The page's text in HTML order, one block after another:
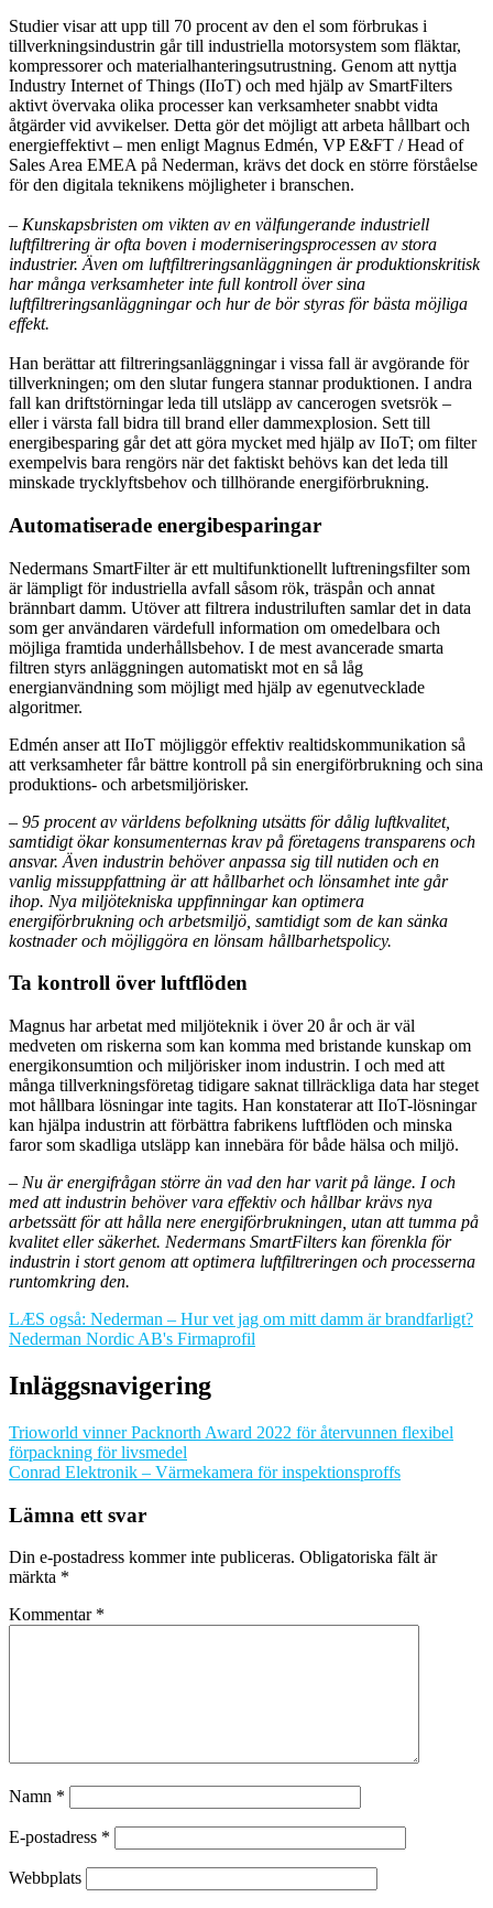
Studier visar att upp till 70 procent av den el som förbrukas i
tillverkningsindustrin går till industriella motorsystem som fläktar,
kompressorer och materialhanteringsutrustning. Genom att nyttja
Industry Internet of Things (IIoT) och med hjälp av SmartFilters
aktivt övervaka olika processer kan verksamheter snabbt vidta
åtgärder vid avvikelser. Detta gör det möjligt att arbeta hållbart och
energieffektivt – men enligt Magnus Edmén, VP E&FT / Head of
Sales Area EMEA på Nederman, krävs det dock en större förståelse
för den digitala teknikens möjligheter i branschen.
– Kunskapsbristen om vikten av en välfungerande industriell
luftfiltrering är ofta boven i moderniseringsprocessen av stora
industrier. Även om luftfiltreringsanläggningen är produktionskritisk
har många verksamheter inte full kontroll över sina
luftfiltreringsanläggningar och hur de bör styras för bästa möjliga
effekt.
Han berättar att filtreringsanläggningar i vissa fall är avgörande för
tillverkningen; om den slutar fungera stannar produktionen. I andra
fall kan driftstörningar leda till utsläpp av cancerogen svetsrök –
eller i värsta fall bidra till brand eller dammexplosion. Sett till
energibesparing går det att göra mycket med hjälp av IIoT; om filter
exempelvis bara rengörs när det faktiskt behövs kan det leda till
minskade trycklyftsbehov och tillhörande energiförbrukning.
Automatiserade energibesparingar
Nedermans SmartFilter är ett multifunktionellt luftreningsfilter som
är lämpligt för industriella avfall såsom rök, träspån och annat
brännbart damm. Utöver att filtrera industriluften samlar det in data
som ger användaren värdefull information om omedelbara och
möjliga framtida underhållsbehov. I de mest avancerade smarta
filtren styrs anläggningen automatiskt mot en så låg
energianvändning som möjligt med hjälp av egenutvecklade
algoritmer.
Edmén anser att IIoT möjliggör effektiv realtidskommunikation så
att verksamheter får bättre kontroll på sin energiförbrukning och sina
produktions- och arbetsmiljörisker.
– 95 procent av världens befolkning utsätts för dålig luftkvalitet,
samtidigt ökar konsumenternas krav på företagens transparens och
ansvar. Även industrin behöver anpassa sig till nutiden och en
vanlig missuppfattning är att hållbarhet och lönsamhet inte går
ihop. Nya miljötekniska uppfinningar kan optimera
energiförbrukning och arbetsmiljö, samtidigt som de kan sänka
kostnader och möjliggöra en lönsam hållbarhetspolicy.
Ta kontroll över luftflöden
Magnus har arbetat med miljöteknik i över 20 år och är väl
medveten om riskerna som kan komma med bristande kunskap om
energikonsumtion och miljörisker inom industrin. I och med att
många tillverkningsföretag tidigare saknat tillräckliga data har steget
mot hållbara lösningar inte tagits. Han konstaterar att IIoT-lösningar
kan hjälpa industrin att förbättra fabrikens luftflöden och minska
faror som skadliga utsläpp kan innebära för både hälsa och miljö.
– Nu är energifrågan större än vad den har varit på länge. I och
med att industrin behöver vara effektiv och hållbar krävs nya
arbetssätt för att hålla nere energiförbrukningen, utan att tumma på
kvalitet eller säkerhet. Nedermans SmartFilters kan förenkla för
industrin i stort genom att optimera luftfiltreringen och processerna
runtomkring den.
LÆS også: Nederman – Hur vet jag om mitt damm är brandfarligt?
Nederman Nordic AB's Firmaprofil
Inläggsnavigering
Trioworld vinner Packnorth Award 2022 för återvunnen flexibel
förpackning för livsmedel
Conrad Elektronik – Värmekamera för inspektionsproffs
Lämna ett svar
Din e-postadress kommer inte publiceras. Obligatoriska fält är
märkta *
Kommentar *
Namn *
E-postadress *
Webbplats